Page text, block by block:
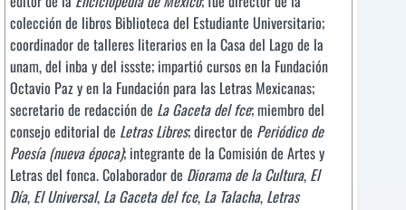
colección de libros Biblioteca del Estudiante Universitario;
coordinador de talleres literarios en la Casa del Lago de la
unam, del inba y del issste; impartió cursos en la Fundación
Octavio Paz y en la Fundación para las Letras Mexicanas;
secretario de redacción de La Gaceta del fce; miembro del
consejo editorial de Letras Libres; director de Periódico de
Poesía (nueva época); integrante de la Comisión de Artes y
Letras del fonca. Colaborador de Diorama de la Cultura, El
Día, El Universal, La Gaceta del fce, La Talacha, Letras